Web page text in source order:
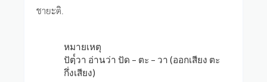
ชายะติ.
หมายเหตุ
ปัตฺ๎วา อ่านว่า ปัด – ตะ – วา (ออกเสียง ตะ
กึ่งเสียง)